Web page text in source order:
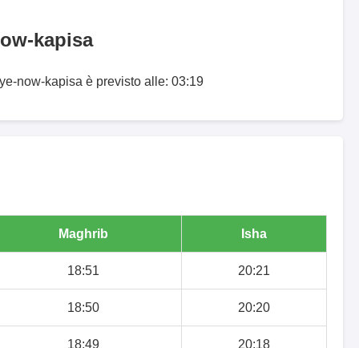
kapisa
now-kapisa è previsto alle: 03:19
Maghrib Isha
18:51 20:21
18:50 20:20
18:49 20:18